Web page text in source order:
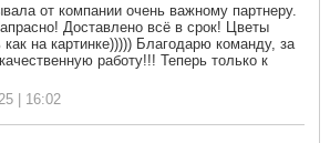
от компании очень важному партнеру.
Доставлено всё в срок! Цветы
на картинке))))) Благодарю команду, за
работу!!! Теперь только к
| 16:02